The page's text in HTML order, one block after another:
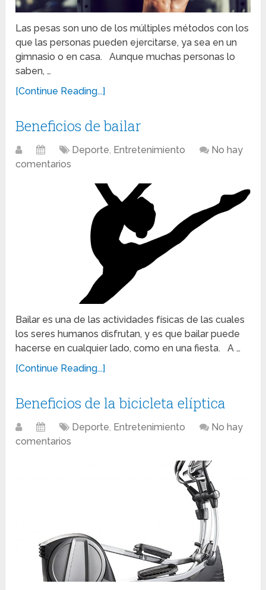
Las pesas son uno de los múltiples métodos con los
que las personas pueden ejercitarse, ya sea en un
gimnasio o en casa. Aunque muchas personas lo
saben, …
[Continue Reading...]
Beneficios de bailar
Deporte, Entretenimiento
No hay
comentarios
Bailar es una de las actividades físicas de las cuales
los seres humanos disfrutan, y es que bailar puede
hacerse en cualquier lado, como en una fiesta. A …
[Continue Reading...]
Beneficios de la bicicleta elíptica
Deporte, Entretenimiento
No hay
comentarios